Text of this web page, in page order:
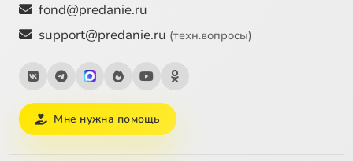
fond@predanie.ru
support@predanie.ru (техн.вопросы)
Мне нужна помощь